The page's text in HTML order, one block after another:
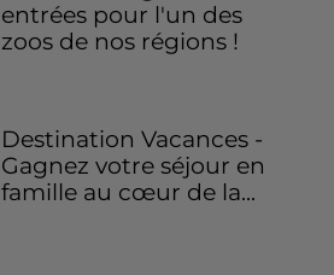
entrées pour l'un des
zoos de nos régions !
Destination Vacances -
Gagnez votre séjour en
famille au cœur de la...